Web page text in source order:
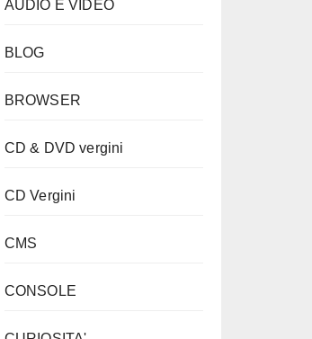
AUDIO E VIDEO
BLOG
BROWSER
CD & DVD vergini
CD Vergini
CMS
CONSOLE